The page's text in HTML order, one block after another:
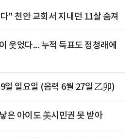
" 천안 교회서 지내던 11살 숨져
웃었다... 누적 득표도 정청래에
일 일요일 (음력 6월 27일 乙卯)
은 아이도 美시민권 못 받아